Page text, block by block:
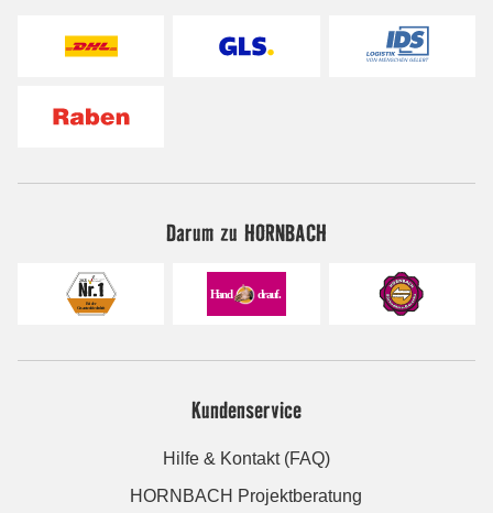
Darum zu HORNBACH
Kundenservice
Hilfe & Kontakt (FAQ)
HORNBACH Projektberatung